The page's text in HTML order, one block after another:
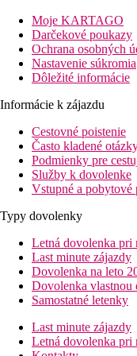
Izby
Dvojlôžková izba:
Ostatné typy izieb
Pláž
Piesočná pláž s
Stravovanie
Polpenzia
raňajky a
Športová ponuka
Zadarmo:fitness,
Za poplatok:
Zábava
Deti
Detský bazén,
Moje KARTAGO
Darčekové poukazy
Ochrana osobných
Nastavenie súkromia
Dôležité informácie
Informácie k zájazdu
Cestovné poistenie
Často kladené
Podmienky pre
Služby k dovolenke
Vstupné a pobytové
Typy dovolenky
Letná dovolenka pri
Last minute zájazdy
Dovolenka na leto
Dovolenka vlastnou
Samostatné letenky
Last minute zájazdy
Letná dovolenka pri